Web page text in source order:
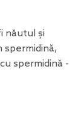
năutul și
spermidină -